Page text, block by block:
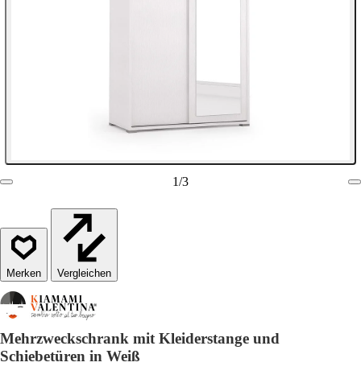
1/3
Vergleichen
Mehrzweckschrank mit Kleiderstange und
Schiebetüren in Weiß